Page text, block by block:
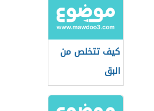
كيف تتخلص من
البق